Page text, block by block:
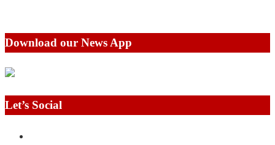
Download our News App
Let’s Social